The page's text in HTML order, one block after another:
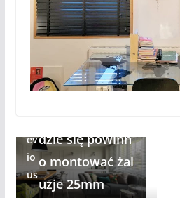
ev
io
us
Gdzie pasują, ża
dzie się powinn
o montować żal
uzje 25mm